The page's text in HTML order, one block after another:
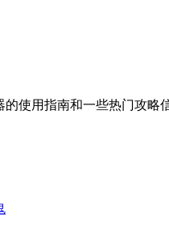
使用指南和一些热门攻